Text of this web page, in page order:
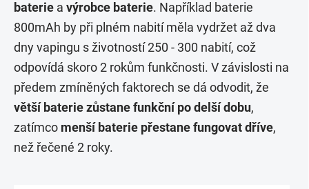
baterie a výrobce baterie. Například baterie
800mAh by při plném nabití měla vydržet až dva
dny vapingu s životností 250 - 300 nabití, což
odpovídá skoro 2 rokům funkčnosti. V závislosti na
předem zmíněných faktorech se dá odvodit, že
větší baterie zůstane funkční po delší dobu,
zatímco menší baterie přestane fungovat dříve,
než řečené 2 roky.